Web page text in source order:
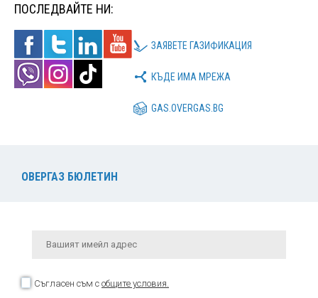
ПОСЛЕДВАЙТЕ НИ:
ЗАЯВЕТЕ ГАЗИФИКАЦИЯ
КЪДЕ ИМА МРЕЖА
GAS.OVERGAS.BG
ОВЕРГАЗ БЮЛЕТИН
Съгласен съм с общите условия.